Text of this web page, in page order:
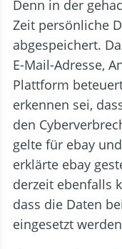
Denn in der
Zeit persönliche
abgespeichert.
E-Mail-Adresse,
Plattform
erkennen sei,
den
gelte für ebay
erklärte ebay
derzeit ebenfalls
dass die Daten
eingesetzt